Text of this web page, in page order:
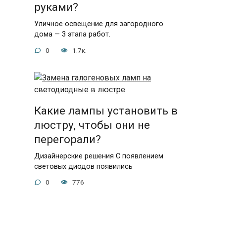
руками?
Уличное освещение для загородного
дома — 3 этапа работ.
0 1.7к.
Какие лампы установить в
люстру, чтобы они не
перегорали?
Дизайнерские решения С появлением
световых диодов появились
0 776